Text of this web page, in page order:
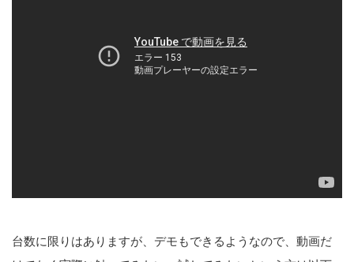
台数に限りはありますが、デモもできるようなので、動画だ